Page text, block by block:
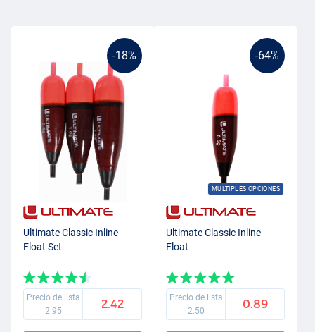
-18%
Ultimate Classic Inline
Float Set
Precio de lista
2.95
2.42
-64%
MULTIPLES OPCIONES
Ultimate Classic Inline
Float
Precio de lista
2.50
0.89